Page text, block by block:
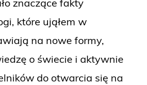
znaczące fakty
które ująłem w
na nowe formy,
o świecie i aktywnie
do otwarcia się na